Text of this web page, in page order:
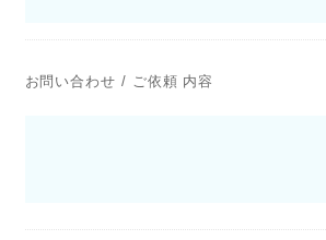
お問い合わせ / ご依頼 内容